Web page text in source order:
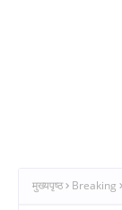
मुख्यपृष्ठ Breaking